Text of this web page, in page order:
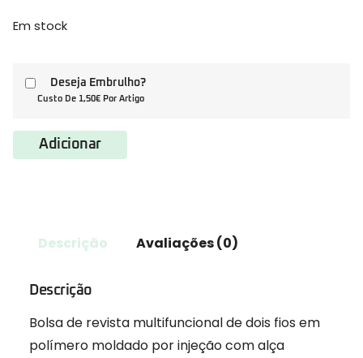
Em stock
Deseja Embrulho?
Custo De 1,50€ Por Artigo
Adicionar
Descrição Avaliações (0)
Descrição
Bolsa de revista multifuncional de dois fios em
polímero moldado por injeção com alça